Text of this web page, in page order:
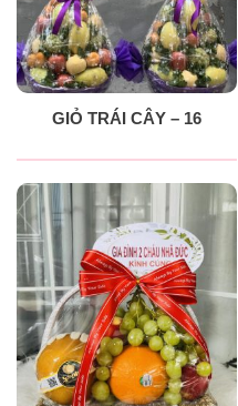
GIỎ TRÁI CÂY – 16